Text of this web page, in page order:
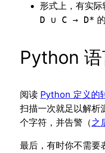
形式上，有实
D ∪ C → D*
Python
阅读 Python 定义的
扫描一次就足以解析
个字符，并告警（之
最后，有时你不需要